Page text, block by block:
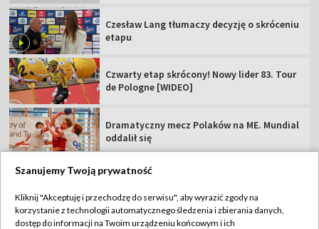
Czesław Lang tłumaczy decyzję o skróceniu
etapu
Czwarty etap skrócony! Nowy lider 83. Tour
de Pologne [WIDEO]
Dramatyczny mecz Polaków na ME. Mundial
oddalił się
TVP
Szanujemy Twoją prywatność
Kliknij "Akceptuję i przechodzę do serwisu", aby wyrazić zgody na
korzystanie z technologii automatycznego śledzenia i zbierania danych,
dostęp do informacji na Twoim urządzeniu końcowym i ich